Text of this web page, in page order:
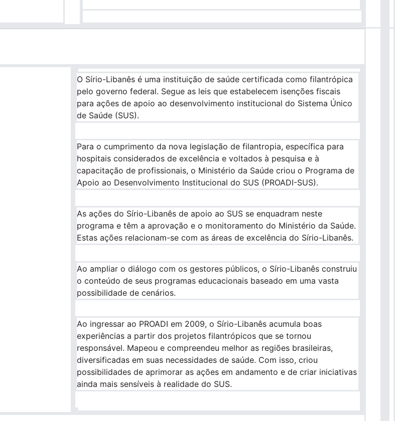
O Sírio-Libanês é uma instituição de saúde certificada como filantrópica
pelo governo federal. Segue as leis que estabelecem isenções fiscais
para ações de apoio ao desenvolvimento institucional do Sistema Único
de Saúde (SUS).
Para o cumprimento da nova legislação de filantropia, específica para
hospitais considerados de excelência e voltados à pesquisa e à
capacitação de profissionais, o Ministério da Saúde criou o Programa de
Apoio ao Desenvolvimento Institucional do SUS (PROADI-SUS).
As ações do Sírio-Libanês de apoio ao SUS se enquadram neste
programa e têm a aprovação e o monitoramento do Ministério da Saúde.
Estas ações relacionam-se com as áreas de excelência do Sírio-Libanês.
Ao ampliar o diálogo com os gestores públicos, o Sírio-Libanês construiu
o conteúdo de seus programas educacionais baseado em uma vasta
possibilidade de cenários.
Ao ingressar ao PROADI em 2009, o Sírio-Libanês acumula boas
experiências a partir dos projetos filantrópicos que se tornou
responsável. Mapeou e compreendeu melhor as regiões brasileiras,
diversificadas em suas necessidades de saúde. Com isso, criou
possibilidades de aprimorar as ações em andamento e de criar iniciativas
ainda mais sensíveis à realidade do SUS.